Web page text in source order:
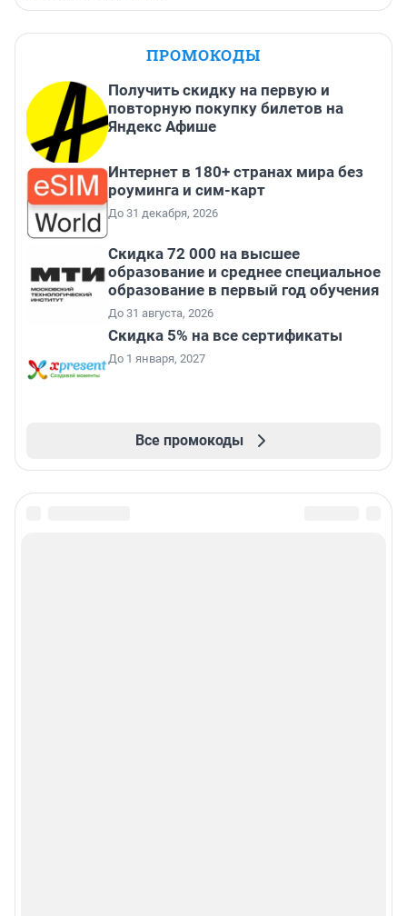
ПРОМОКОДЫ
Получить скидку на первую и
повторную покупку билетов на
Яндекс Афише
Интернет в 180+ странах мира без
роуминга и сим-карт
До 31 декабря, 2026
Скидка 72 000 на высшее
образование и среднее специальное
образование в первый год обучения
До 31 августа, 2026
Скидка 5% на все сертификаты
До 1 января, 2027
Все промокоды